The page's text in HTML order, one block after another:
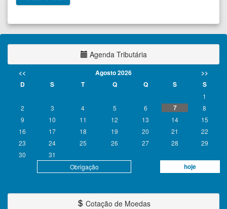
Agenda Tributária
<< Agosto 2026
>>
D
S T Q Q S S
Obrigação hoje
1
2
3 4 5 6 7
8
9
10 11 12 13 14
15
16
17 18 19 20 21
22
23
24 25 26 27 28
29
30
31
Cotação de Moedas